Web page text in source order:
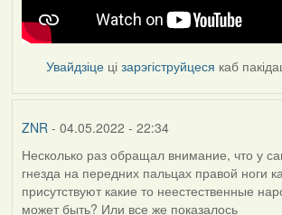
Увайдзіце цізарэгіструйцеся каб
ZNR - 04.05.2022 - 22:34
Несколько раз обращал внимание, что у
гнезда на передних пальцах правой ноги
присутствуют какие то неестественные
может быть? Или все же показалось